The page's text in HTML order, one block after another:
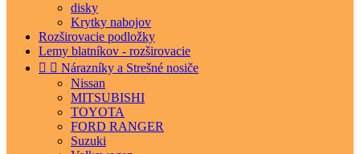
disky
Krytky nabojov
Rozširovacie podložky
Lemy blatníkov - rozširovacie
  Nárazníky a Strešné nosiče
Nissan
MITSUBISHI
TOYOTA
FORD RANGER
Suzuki